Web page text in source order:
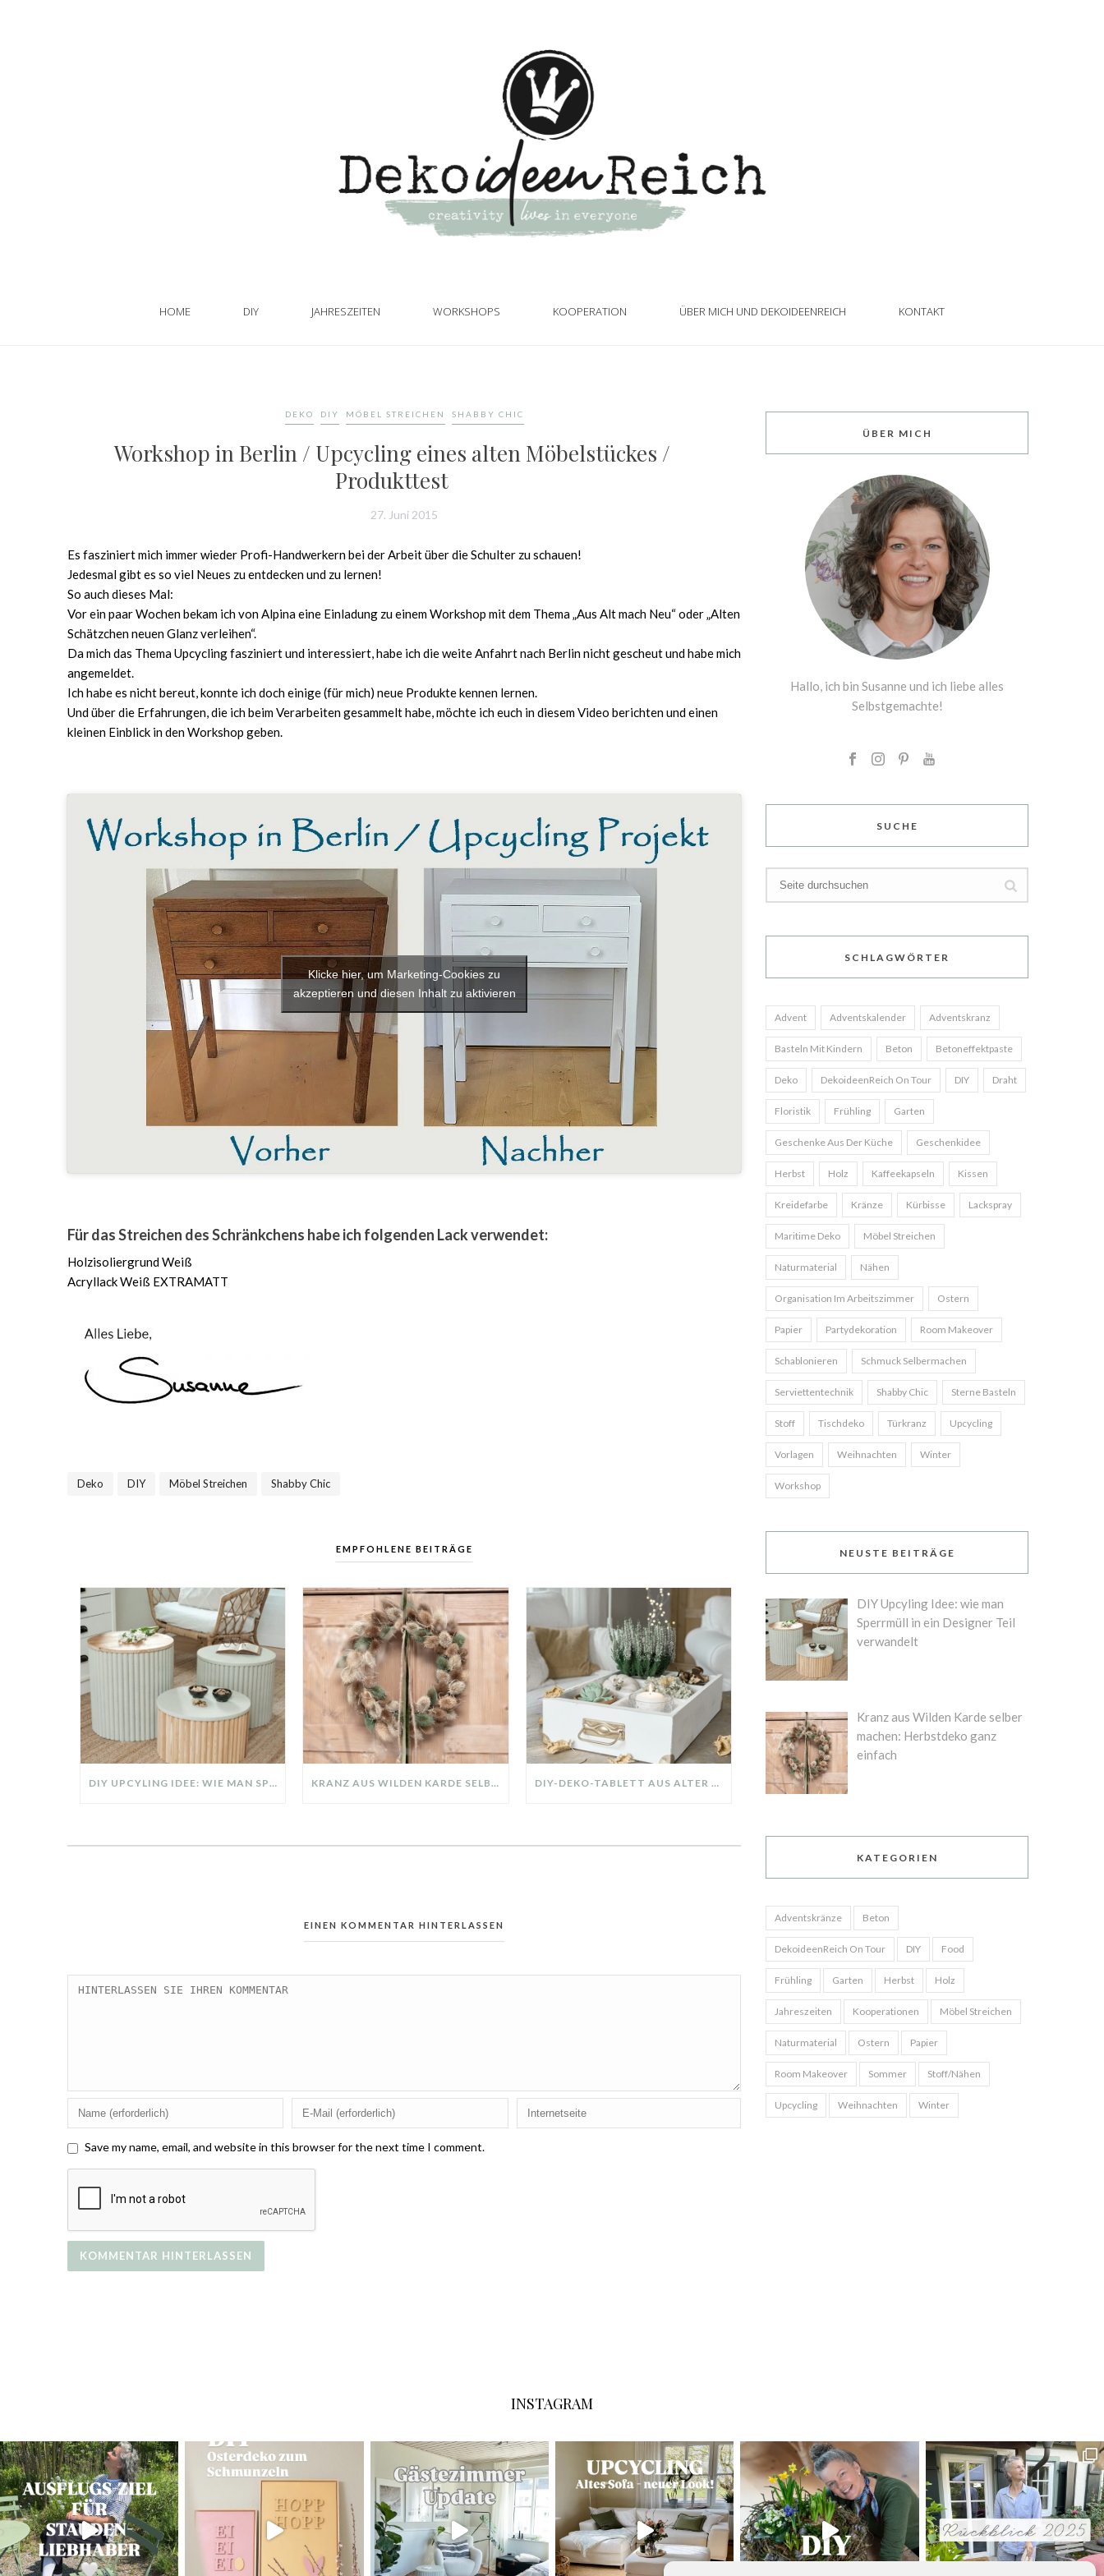
HOME DIY JAHRESZEITEN WORKSHOPS KOOPERATION ÜBER MICH UND DEKOIDEENREICH KONTAKT
DEKO DIY MÖBEL STREICHEN SHABBY CHIC
Workshop in Berlin / Upcycling eines alten Möbelstückes /
Produkttest
27. Juni 2015
Es fasziniert mich immer wieder Profi-Handwerkern bei der Arbeit über die Schulter zu schauen!
Jedesmal gibt es so viel Neues zu entdecken und zu lernen!
So auch dieses Mal:
Vor ein paar Wochen bekam ich von Alpina eine Einladung zu einem Workshop mit dem Thema „Aus Alt mach Neu“ oder „Alten
Schätzchen neuen Glanz verleihen“.
Da mich das Thema Upcycling fasziniert und interessiert, habe ich die weite Anfahrt nach Berlin nicht gescheut und habe mich
angemeldet.
Ich habe es nicht bereut, konnte ich doch einige (für mich) neue Produkte kennen lernen.
Und über die Erfahrungen, die ich beim Verarbeiten gesammelt habe, möchte ich euch in diesem Video berichten und einen
kleinen Einblick in den Workshop geben.
Klicke hier, um Marketing-Cookies zu
akzeptieren und diesen Inhalt zu aktivieren
Für das Streichen des Schränkchens habe ich folgenden Lack verwendet:
Holzisoliergrund Weiß
Acryllack Weiß EXTRAMATT
Deko DIY Möbel Streichen Shabby Chic
EMPFOHLENE BEITRÄGE
DIY UPCYLING IDEE: WIE MAN SPERRMÜLL IN EIN DESIGNER TEIL VERWANDELT KRANZ AUS WILDEN KARDE SELBER MACHEN: HERBSTDEKO GANZ EINFACH DIY-DEKO-TABLETT AUS ALTER SCHUBLADE – NACHHALTIGE HERBSTDEKO SELBER MACHEN!
EINEN KOMMENTAR HINTERLASSEN
Save my name, email, and website in this browser for the next time I comment.
ÜBER MICH
Hallo, ich bin Susanne und ich liebe alles
Selbstgemachte!
SUCHE
SCHLAGWÖRTER
Advent Adventskalender Adventskranz
Basteln Mit Kindern Beton Betoneffektpaste
Deko DekoideenReich On Tour DIY Draht
Floristik Frühling Garten
Geschenke Aus Der Küche Geschenkidee
Herbst Holz Kaffeekapseln Kissen
Kreidefarbe Kränze Kürbisse Lackspray
Maritime Deko Möbel Streichen
Naturmaterial Nähen
Organisation Im Arbeitszimmer Ostern
Papier Partydekoration Room Makeover
Schablonieren Schmuck Selbermachen
Serviettentechnik Shabby Chic Sterne Basteln
Stoff Tischdeko Türkranz Upcycling
Vorlagen Weihnachten Winter
Workshop
NEUSTE BEITRÄGE
DIY Upcyling Idee: wie man
Sperrmüll in ein Designer Teil
verwandelt
Kranz aus Wilden Karde selber
machen: Herbstdeko ganz
einfach
KATEGORIEN
Adventskränze Beton
DekoideenReich On Tour DIY Food
Frühling Garten Herbst Holz
Jahreszeiten Kooperationen Möbel Streichen
Naturmaterial Ostern Papier
Room Makeover Sommer Stoff/Nähen
Upcycling Weihnachten Winter
INSTAGRAM